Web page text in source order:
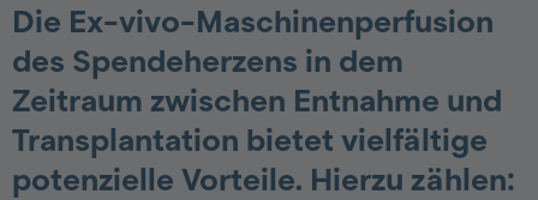
Die Ex-vivo-Maschinenperfusion
des Spendeherzens in dem
Zeitraum zwischen Entnahme und
Transplantation bietet vielfältige
potenzielle Vorteile. Hierzu zählen: